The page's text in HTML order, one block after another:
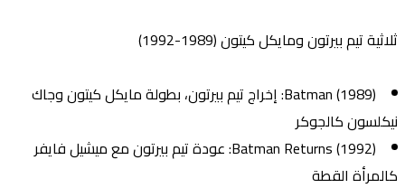
ثلاثية تيم بيرتون ومايكل كيتون (1989-1992)
Batman (1989): إخراج تيم بيرتون، بطولة مايكل كيتون وجاك
نيكلسون كالجوكر
Batman Returns (1992): عودة تيم بيرتون مع ميشيل فايفر
كالمرأة القطة